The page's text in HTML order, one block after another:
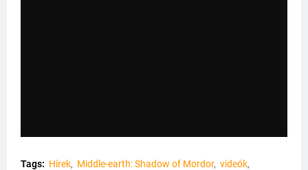
Tags: Hírek Middle-earth: Shadow of Mordor videók